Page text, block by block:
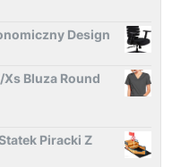
Design
Bluza Round
Piracki Z